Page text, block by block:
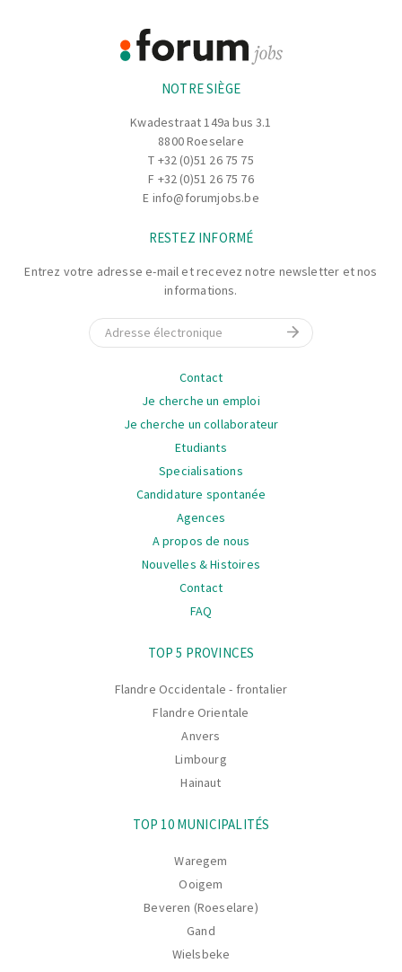
NOTRE SIÈGE
Kwadestraat 149a bus 3.1
8800 Roeselare
T +32 (0)51 26 75 75
F +32 (0)51 26 75 76
E info@forumjobs.be
RESTEZ INFORMÉ
Entrez votre adresse e-mail et recevez notre newsletter et nos
informations.
E-mail
Contact
Je cherche un emploi
Je cherche un collaborateur
Etudiants
Specialisations
Candidature spontanée
Agences
A propos de nous
Nouvelles & Histoires
Contact
FAQ
TOP 5 PROVINCES
Flandre Occidentale - frontalier
Flandre Orientale
Anvers
Limbourg
Hainaut
TOP 10 MUNICIPALITÉS
Waregem
Ooigem
Beveren (Roeselare)
Gand
Wielsbeke